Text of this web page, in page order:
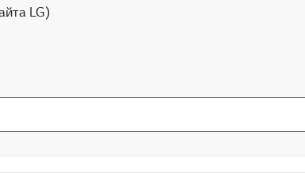
LG)